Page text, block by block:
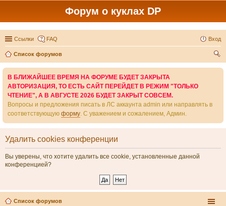
Форум о куклах DP
Ссылки FAQ Вход
Список форумов
В БЛИЖАЙШЕЕ ВРЕМЯ НА ФОРУМЕ БУДЕТ ЗАКРЫТА
АВТОРИЗАЦИЯ, ТО ЕСТЬ САЙТ ПЕРЕЙДЕТ В РЕЖИМ "ТОЛЬКО
ЧТЕНИЕ", А В АВГУСТЕ 2026 БУДЕТ ЗАКРЫТ СОВСЕМ.
Вопросы и предложения писать в ЛС аккаунта admin или направлять в
соответствующую форму. С уважением и сожалением, Админ.
Удалить cookies конференции
Вы уверены, что хотите удалить все cookie, установленные данной
конференцией?
Список форумов